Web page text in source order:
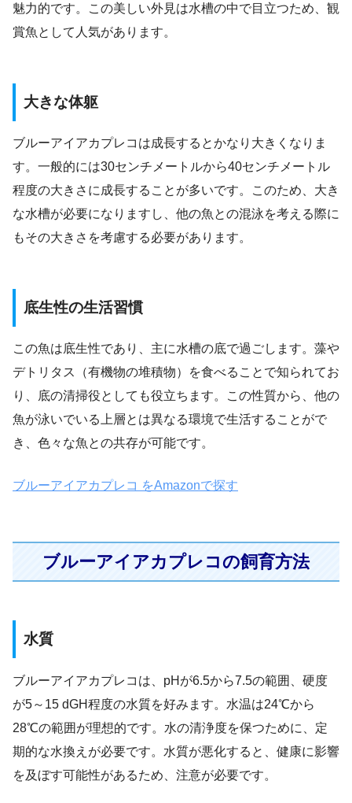
魅力的です。この美しい外見は水槽の中で目立つため、観
賞魚として人気があります。
大きな体躯
ブルーアイアカプレコは成長するとかなり大きくなりま
す。一般的には30センチメートルから40センチメートル
程度の大きさに成長することが多いです。このため、大き
な水槽が必要になりますし、他の魚との混泳を考える際に
もその大きさを考慮する必要があります。
底生性の生活習慣
この魚は底生性であり、主に水槽の底で過ごします。藻や
デトリタス（有機物の堆積物）を食べることで知られてお
り、底の清掃役としても役立ちます。この性質から、他の
魚が泳いでいる上層とは異なる環境で生活することがで
き、色々な魚との共存が可能です。
ブルーアイアカプレコ をAmazonで探す
ブルーアイアカプレコの飼育方法
水質
ブルーアイアカプレコは、pHが6.5から7.5の範囲、硬度
が5～15 dGH程度の水質を好みます。水温は24℃から
28℃の範囲が理想的です。水の清浄度を保つために、定
期的な水換えが必要です。水質が悪化すると、健康に影響
を及ぼす可能性があるため、注意が必要です。